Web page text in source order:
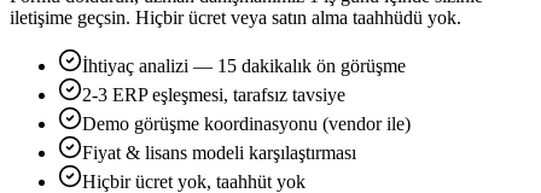
iletişime geçsin. Hiçbir ücret veya satın alma taahhüdü yok.
İhtiyaç analizi — 15 dakikalık ön görüşme
2-3 ERP eşleşmesi, tarafsız tavsiye
Demo görüşme koordinasyonu (vendor ile)
Fiyat & lisans modeli karşılaştırması
Hiçbir ücret yok, taahhüt yok